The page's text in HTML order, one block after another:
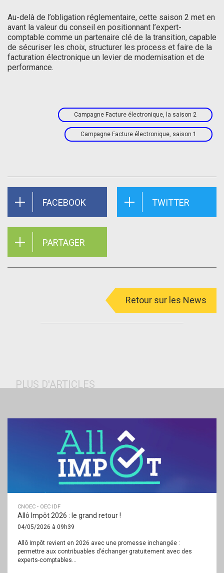
Au-delà de l’obligation réglementaire, cette saison 2 met en
avant la valeur du conseil en positionnant l’expert-
comptable comme un partenaire clé de la transition, capable
de sécuriser les choix, structurer les process et faire de la
facturation électronique un levier de modernisation et de
performance.
Campagne Facture électronique, la saison 2
Campagne Facture électronique, saison 1
FACEBOOK TWITTER
PARTAGER
Retour sur les News
PLUS D'ARTICLES
CNOEC - OEC IDF
Allô Impôt 2026 : le grand retour !
04/05/2026 à 09h39
Allô Impôt revient en 2026 avec une promesse inchangée :
permettre aux contribuables d’échanger gratuitement avec des
experts-comptables...